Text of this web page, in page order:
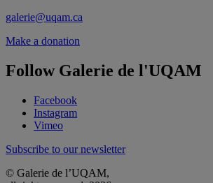
galerie@uqam.ca
Make a donation
Follow Galerie de l'UQAM
Facebook
Instagram
Vimeo
Subscribe to our newsletter
© Galerie de l’UQAM,